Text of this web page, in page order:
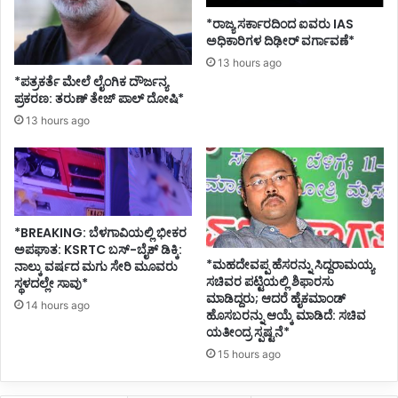
ಕೆ
*ಪತ್ರಕರ್ತೆ ಮೇಲೆ ಲೈಂಗಿಕ ದೌರ್ಜನ್ಯ
ಪ್ರಕರಣ: ತರುಣ್ ತೇಜ್ ಪಾಲ್ ದೋಷಿ*
13 hours ago
*ರಾಜ್ಯ ಸರ್ಕಾರದಿಂದ ಐವರು IAS
ಅಧಿಕಾರಿಗಳ ದಿಢೀರ್ ವರ್ಗಾವಣೆ*
13 hours ago
*BREAKING: ಬೆಳಗಾವಿಯಲ್ಲಿ ಭೀಕರ
ಅಪಘಾತ: KSRTC ಬಸ್-ಬೈಕ್ ಡಿಕ್ಕಿ:
ನಾಲ್ಕು ವರ್ಷದ ಮಗು ಸೇರಿ ಮೂವರು
ಸ್ಥಳದಲ್ಲೇ ಸಾವು*
14 hours ago
*ಮಹದೇವಪ್ಪ ಹೆಸರನ್ನು ಸಿದ್ದರಾಮಯ್ಯ
ಸಚಿವರ ಪಟ್ಟಿಯಲ್ಲಿ ಶಿಫಾರಸು
ಮಾಡಿದ್ದರು; ಆದರೆ ಹೈಕಮಾಂಡ್
ಹೊಸಬರನ್ನು ಆಯ್ಕೆ ಮಾಡಿದೆ: ಸಚಿವ
ಯತೀಂದ್ರ ಸ್ಪಷ್ಟನೆ*
15 hours ago